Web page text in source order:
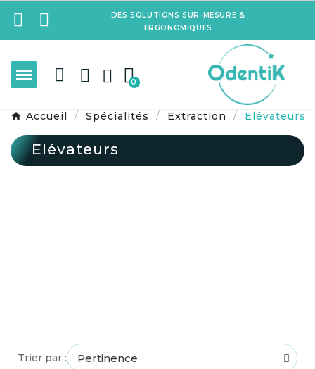
DES SOLUTIONS SUR-MESURE &
ERGONOMIQUES
Accueil Spécialités Extraction Elévateurs
Elévateurs
Trier par :